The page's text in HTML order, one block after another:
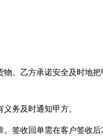
。乙方承诺安全及时地把
务及时通知甲方。
签收回单需在客户签收后